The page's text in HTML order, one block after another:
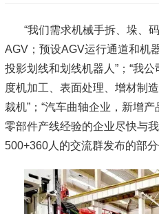
“我们需求机械手拆、垛、
AGV；预设AGV运行通道和机
投影划线和划线机器人”；“我
度机加工、表面处理、增材制
裁机”；“汽车曲轴企业，新增
零部件产线经验的企业尽快与
500+360人的交流群发布的部分